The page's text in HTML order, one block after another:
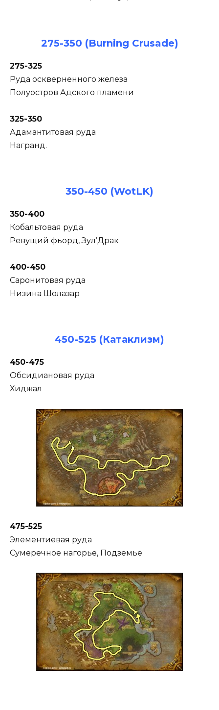
275-350 (Burning Crusade)
275-325
Руда оскверненного железа
Полуостров Адского пламени
325-350
Адамантитовая руда
Награнд.
350-450 (WotLK)
350-400
Кобальтовая руда
Ревущий фьорд, Зул’Драк
400-450
Саронитовая руда
Низина Шолазар
450-525 (Катаклизм)
450-475
Обсидиановая руда
Хиджал
475-525
Элементиевая руда
Сумеречное нагорье, Подземье